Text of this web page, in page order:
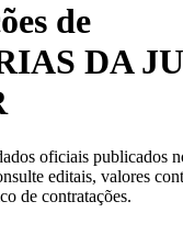
de
DA
oficiais publicados
editais, valores
de contratações.